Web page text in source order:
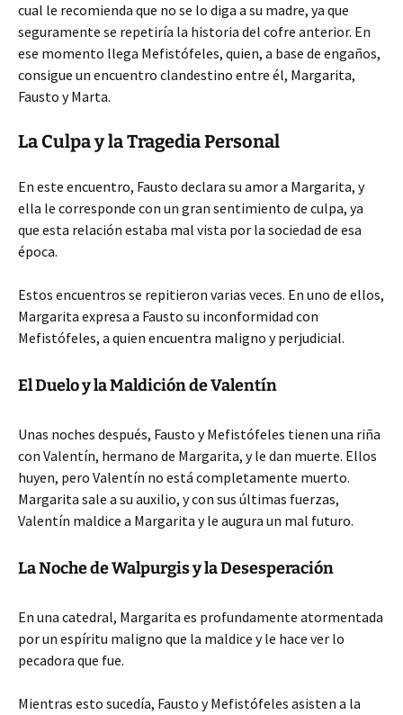
cual le recomienda que no se lo diga a su madre, ya que
seguramente se repetiría la historia del cofre anterior. En
ese momento llega Mefistófeles, quien, a base de engaños,
consigue un encuentro clandestino entre él, Margarita,
Fausto y Marta.
La Culpa y la Tragedia Personal
En este encuentro, Fausto declara su amor a Margarita, y
ella le corresponde con un gran sentimiento de culpa, ya
que esta relación estaba mal vista por la sociedad de esa
época.
Estos encuentros se repitieron varias veces. En uno de ellos,
Margarita expresa a Fausto su inconformidad con
Mefistófeles, a quien encuentra maligno y perjudicial.
El Duelo y la Maldición de Valentín
Unas noches después, Fausto y Mefistófeles tienen una riña
con Valentín, hermano de Margarita, y le dan muerte. Ellos
huyen, pero Valentín no está completamente muerto.
Margarita sale a su auxilio, y con sus últimas fuerzas,
Valentín maldice a Margarita y le augura un mal futuro.
La Noche de Walpurgis y la Desesperación
En una catedral, Margarita es profundamente atormentada
por un espíritu maligno que la maldice y le hace ver lo
pecadora que fue.
Mientras esto sucedía, Fausto y Mefistófeles asisten a la